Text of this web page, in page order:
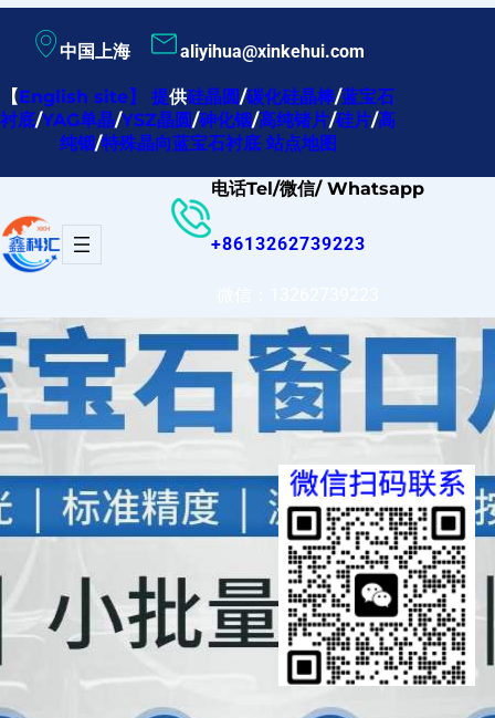
内
容
中国上海 aliyihua@xinkehui.com
【English site】提供硅晶圆/碳化硅晶棒/蓝宝石
衬底/YAG单晶/YSZ晶圆/砷化铟/高纯锗片/硅片/高
纯铟/特殊晶向蓝宝石衬底 站点地图
电话Tel/微信/ Whatsapp
+8613262739223